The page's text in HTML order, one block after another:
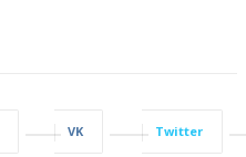
VK Twitter